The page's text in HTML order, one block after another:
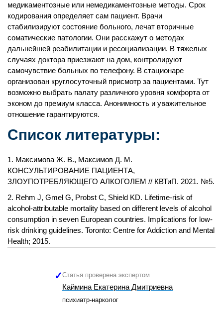
медикаментозные или немедикаментозные методы. Срок
кодирования определяет сам пациент. Врачи
стабилизируют состояние больного, лечат вторичные
соматические патологии. Они расскажут о методах
дальнейшей реабилитации и ресоциализации. В тяжелых
случаях доктора приезжают на дом, контролируют
самочувствие больных по телефону. В стационаре
организован круглосуточный присмотр за пациентами. Тут
возможно выбрать палату различного уровня комфорта от
эконом до премиум класса. Анонимность и уважительное
отношение гарантируются.
Список литературы:
Максимова Ж. В., Максимов Д. М.
КОНСУЛЬТИРОВАНИЕ ПАЦИЕНТА,
ЗЛОУПОТРЕБЛЯЮЩЕГО АЛКОГОЛЕМ // КВТиП. 2021. №5.
Rehm J, Gmel G, Probst C, Shield KD. Lifetime-risk of
alcohol-attributable mortality based on different levels of alcohol
consumption in seven European countries. Implications for low-
risk drinking guidelines. Toronto: Centre for Addiction and Mental
Health; 2015.
Статья проверена экспертом
Каймина Екатерина Дмитриевна
психиатр-нарколог